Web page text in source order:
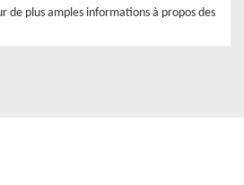
de plus amples informations à propos des